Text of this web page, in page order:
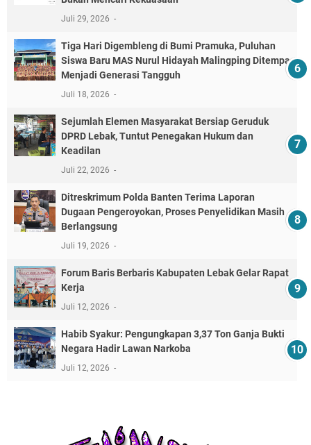
Juli 29, 2026
Tiga Hari Digembleng di Bumi Pramuka, Puluhan
Siswa Baru MAS Nurul Hidayah Malingping Ditempa
Menjadi Generasi Tangguh
Juli 18, 2026
Sejumlah Elemen Masyarakat Bersiap Geruduk
DPRD Lebak, Tuntut Penegakan Hukum dan
Keadilan
Juli 22, 2026
Ditreskrimum Polda Banten Terima Laporan
Dugaan Pengeroyokan, Proses Penyelidikan Masih
Berlangsung
Juli 19, 2026
Forum Baris Berbaris Kabupaten Lebak Gelar Rapat
Kerja
Juli 12, 2026
​Habib Syakur: Pengungkapan 3,37 Ton Ganja Bukti
Negara Hadir Lawan Narkoba
Juli 12, 2026